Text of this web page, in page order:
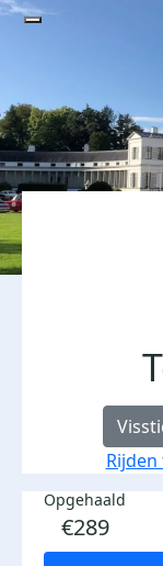
Opgehaald
€289